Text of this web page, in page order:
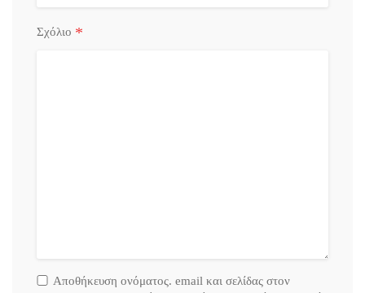
Σχόλιο *
Αποθήκευση ονόματος. email και σελίδας στον